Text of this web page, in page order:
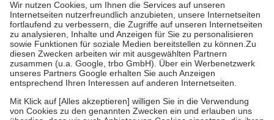
Kosten dafür, der Versicherte trägt einen Teil davon als Zuzahlung
mit.
Grundsätzlich leisten Mitglieder Zuzahlungen in Höhe von zehn
Prozent des Abgabepreises,mindestensjedochfünf Euround
höchstens zehn Euro.Es sind jedoch nie mehr als die tatsächlichen
Kosten der Leistung zu entrichten.
Diese Regeln gelten grundsätzlich auch für Online-Apotheken.
Bei Heilmitteln und häuslicher Krankenpflege beträgt die
Zuzahlung zehn Prozent der Kosten sowie zehn Euro je